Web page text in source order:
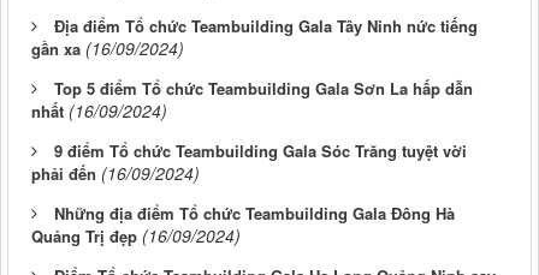
Địa điểm Tổ chức Teambuilding Gala Tây Ninh nức tiếng
gần xa (16/09/2024)
Top 5 điểm Tổ chức Teambuilding Gala Sơn La hấp dẫn
nhất (16/09/2024)
9 điểm Tổ chức Teambuilding Gala Sóc Trăng tuyệt vời
phải đến (16/09/2024)
Những địa điểm Tổ chức Teambuilding Gala Đông Hà
Quảng Trị đẹp (16/09/2024)